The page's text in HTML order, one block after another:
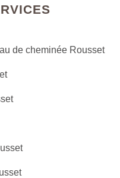
de cheminée Rousset